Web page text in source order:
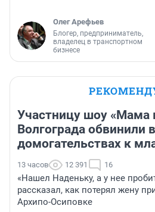
Олег Арефьев
Блогер, предприниматель,
владелец в транспортном
бизнесе
Участницу шоу «Мама
Волгограда обвинили в
домогательствах к
13 часов 12 391 16
«Нашел Наденьку, а у нее
рассказал, как потерял жену
Архипо-Осиповке